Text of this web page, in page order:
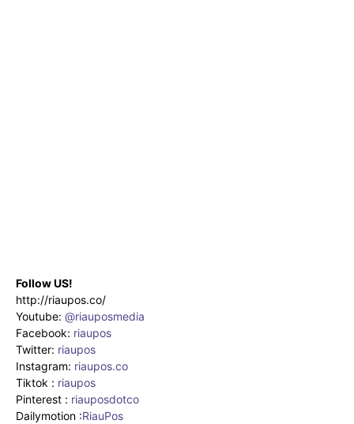
Follow US!
http://riaupos.co/
Youtube: @riauposmedia
Facebook: riaupos
Twitter: riaupos
Instagram: riaupos.co
Tiktok : riaupos
Pinterest : riauposdotco
Dailymotion :RiauPos